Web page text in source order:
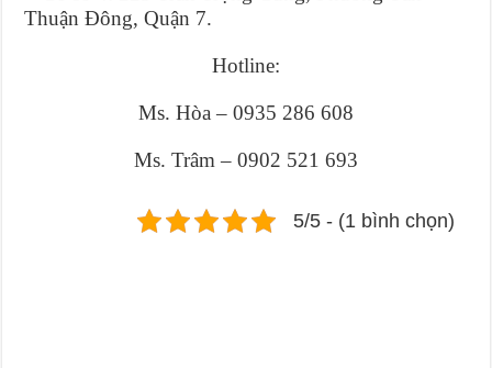
Thuận Đông, Quận 7.
Hotline:
Ms. Hòa – 0935 286 608
Ms. Trâm – 0902 521 693
5/5 - (1 bình chọn)